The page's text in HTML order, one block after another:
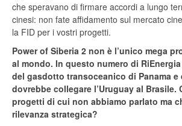
che speravano di firmare accordi a lungo
cinesi: non fate affidamento sul mercato
la FID per i vostri progetti.
Power of Siberia 2 non è l’unico mega
al mondo. In questo numero di
del gasdotto transoceanico di Panama
dovrebbe collegare l’Uruguay al Brasile.
progetti di cui non abbiamo parlato ma
rilevanza strategica?